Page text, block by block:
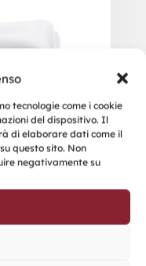
tecnologie come i cookie
del dispositivo. Il
di elaborare dati come il
questo sito. Non
negativamente su